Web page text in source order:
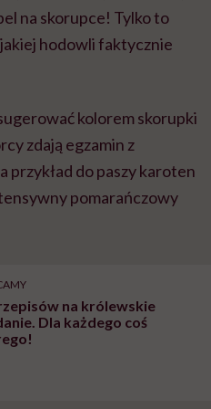
na skorupce! Tylko to
hodowli faktycznie
kolorem skorupki
zdają egzamin z
przykład do paszy karoten
pomarańczowy
na królewskie
Dla każdego coś